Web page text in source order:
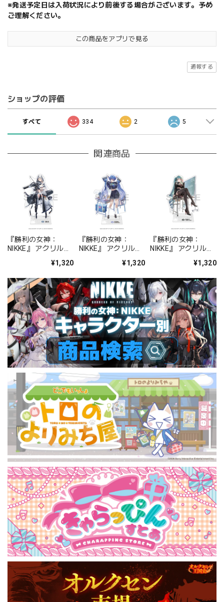
※発送予定日は入荷状況により前後する場合がございます。予め
ご理解ください。
この商品をアプリで見る
通報する
ショップの評価
すべて 334 2 5
関連商品
『勝利の女神：
NIKKE』 アクリルス
¥1,320
『勝利の女神：
NIKKE』 アクリルス
ォーチュンメイト
¥1,320
『勝利の女神：
NIKKE』 アクリルス
シャープレッスン
¥1,320